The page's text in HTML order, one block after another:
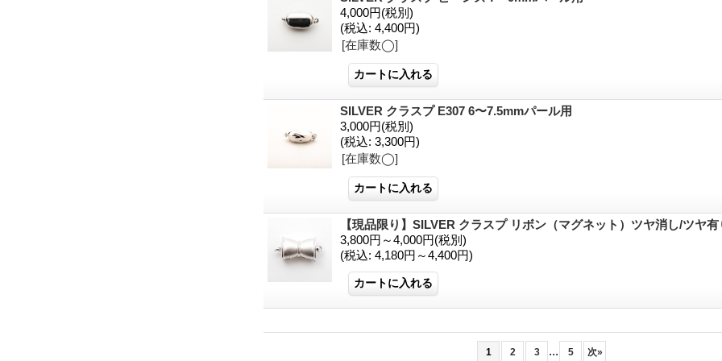
4,000円(税別)
(税込: 4,400円)
[在庫数◯]
SILVER クラスプ E307 6〜7.5mmパール用
3,000円(税別)
(税込: 3,300円)
[在庫数◯]
【現品限り】SILVER クラスプ リボン（マグネット）ツヤ消し/ツヤ有
3,800円～4,000円(税別)
(税込: 4,180円～4,400円)
1 2 3 ... 5 次»